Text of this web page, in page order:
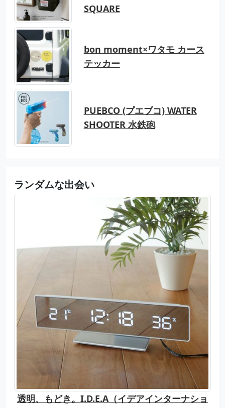
SQUARE
bon moment×ワタモ カース
テッカー
PUEBCO (プエブコ) WATER
SHOOTER 水鉄砲
ランダムな出会い
透明、もどき。I.D.E.A（イデアインターナショ